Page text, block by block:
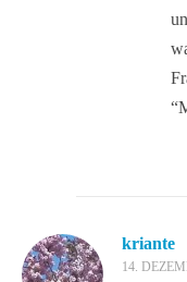
kriante
14.